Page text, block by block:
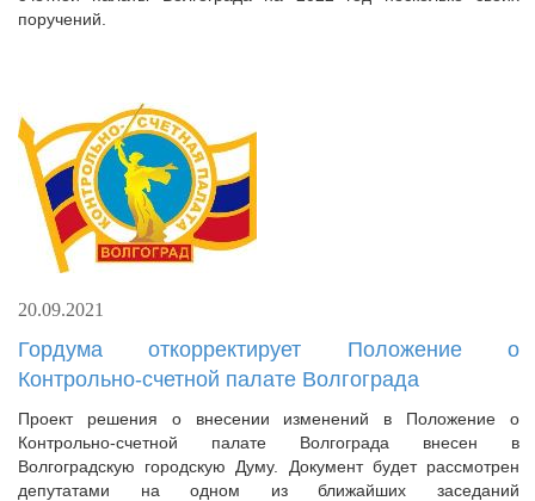
поручений.
20.09.2021
Гордума откорректирует Положение о
Контрольно-счетной палате Волгограда
Проект решения о внесении изменений в Положение о
Контрольно-счетной палате Волгограда внесен в
Волгоградскую городскую Думу. Документ будет рассмотрен
депутатами на одном из ближайших заседаний